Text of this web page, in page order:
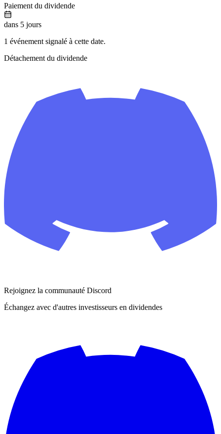
Paiement du dividende
dans 5 jours
1 événement signalé à cette date.
Détachement du dividende
Rejoignez la communauté Discord
Échangez avec d'autres investisseurs en dividendes